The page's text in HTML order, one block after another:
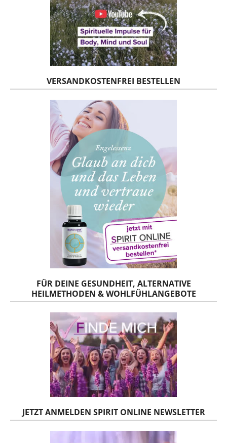
VERSANDKOSTENFREI BESTELLEN
FÜR DEINE GESUNDHEIT, ALTERNATIVE
HEILMETHODEN & WOHLFÜHLANGEBOTE
JETZT ANMELDEN SPIRIT ONLINE NEWSLETTER